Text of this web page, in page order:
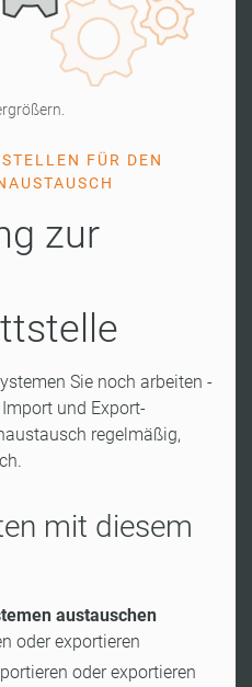
FÜR DEN
zur
Sie noch arbeiten -
und Export-
regelmäßig,
mit diesem
austauschen
oder exportieren
oder exportieren